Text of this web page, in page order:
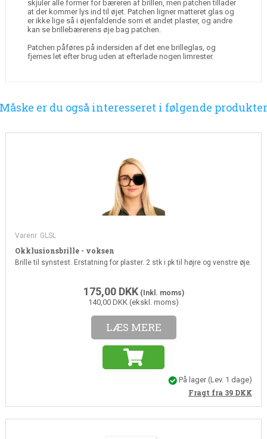
skjuler alle former for bæreren af brillen, men patchen tillader
at der kommer lys ind til øjet. Patchen ligner matteret glas og
er ikke lige så i øjenfaldende som et andet plaster, og andre
kan se brillebærerens øje bag patchen.
Patchen påføres på indersiden af det ene brilleglas, og
fjernes let efter brug uden at efterlade nogen limrester.
Måske er du også interesseret i følgende produkter
Varenr. GLSL
Okklusionsbrille - voksen
Brille til synstest. Erstatning for plaster. 2 stk i pk til højre og venstre øje.
175,00 DKK(Inkl. moms)
140,00 DKK (ekskl. moms)
LÆS MERE
På lager(Lev. 1 dage)
Fragt fra 39 DKK